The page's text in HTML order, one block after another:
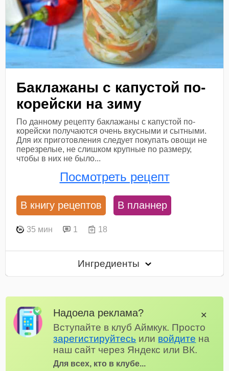
Баклажаны с капустой по-
корейски на зиму
По данному рецепту баклажаны с капустой по-
корейски получаются очень вкусными и сытными.
Для их приготовления следует покупать овощи не
перезрелые, не слишком крупные по размеру,
чтобы в них не было...
Посмотреть рецепт
В книгу рецептов В планнер
35 мин 1 18
Ингредиенты
Надоела реклама?
Вступайте в клуб Аймкук. Просто
зарегистируйтесь или войдите на
наш сайт через Яндекс или ВК.
Для всех, кто в клубе...
✕